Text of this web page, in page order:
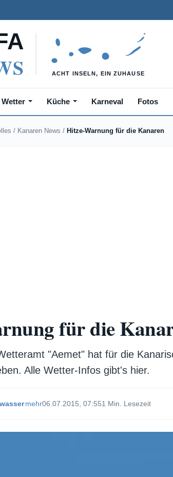
Wetter Küche Karneval Fotos
/ Kanaren News / Hitze-Warnung für die Kanaren
für die
"Aemet" hat für die
Alle Wetter-Infos gibt's hier.
mehr06.07.2015, 07:551 Min. Lesezeit